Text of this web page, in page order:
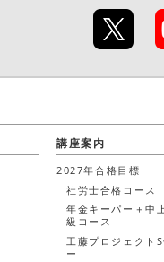
講座案内
2027年合格目標
社労士合格コース
年金キーパー＋中
級コース
工藤プロジェクト
ー